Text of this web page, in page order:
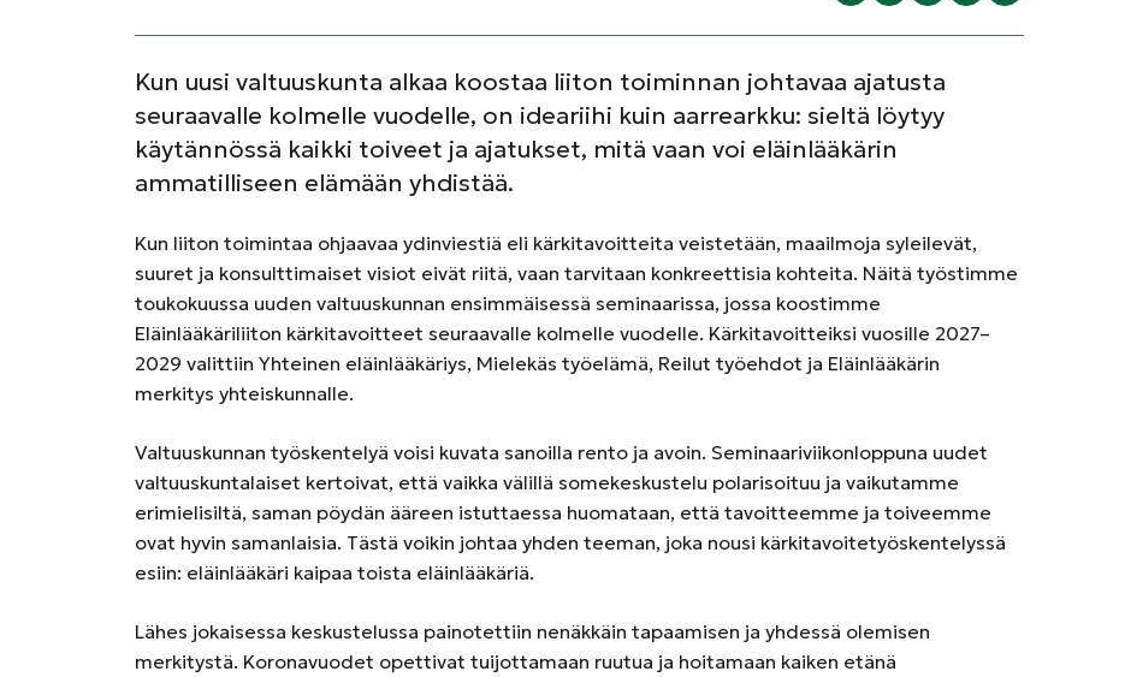
Kun uusi valtuuskunta alkaa koostaa liiton toiminnan johtavaa ajatusta
seuraavalle kolmelle vuodelle, on ideariihi kuin aarrearkku: sieltä löytyy
käytännössä kaikki toiveet ja ajatukset, mitä vaan voi eläinlääkärin
ammatilliseen elämään yhdistää.
Kun liiton toimintaa ohjaavaa ydinviestiä eli kärkitavoitteita veistetään, maailmoja syleilevät,
suuret ja konsulttimaiset visiot eivät riitä, vaan tarvitaan konkreettisia kohteita. Näitä työstimme
toukokuussa uuden valtuuskunnan ensimmäisessä seminaarissa, jossa koostimme
Eläinlääkäriliiton kärkitavoitteet seuraavalle kolmelle vuodelle. Kärkitavoitteiksi vuosille 2027–
2029 valittiin Yhteinen eläinlääkäriys, Mielekäs työelämä, Reilut työehdot ja Eläinlääkärin
merkitys yhteiskunnalle.
Valtuuskunnan työskentelyä voisi kuvata sanoilla rento ja avoin. Seminaariviikonloppuna uudet
valtuuskuntalaiset kertoivat, että vaikka välillä somekeskustelu polarisoituu ja vaikutamme
erimielisiltä, saman pöydän ääreen istuttaessa huomataan, että tavoitteemme ja toiveemme
ovat hyvin samanlaisia. Tästä voikin johtaa yhden teeman, joka nousi kärkitavoitetyöskentelyssä
esiin: eläinlääkäri kaipaa toista eläinlääkäriä.
Lähes jokaisessa keskustelussa painotettiin nenäkkäin tapaamisen ja yhdessä olemisen
merkitystä. Koronavuodet opettivat tuijottamaan ruutua ja hoitamaan kaiken etänä